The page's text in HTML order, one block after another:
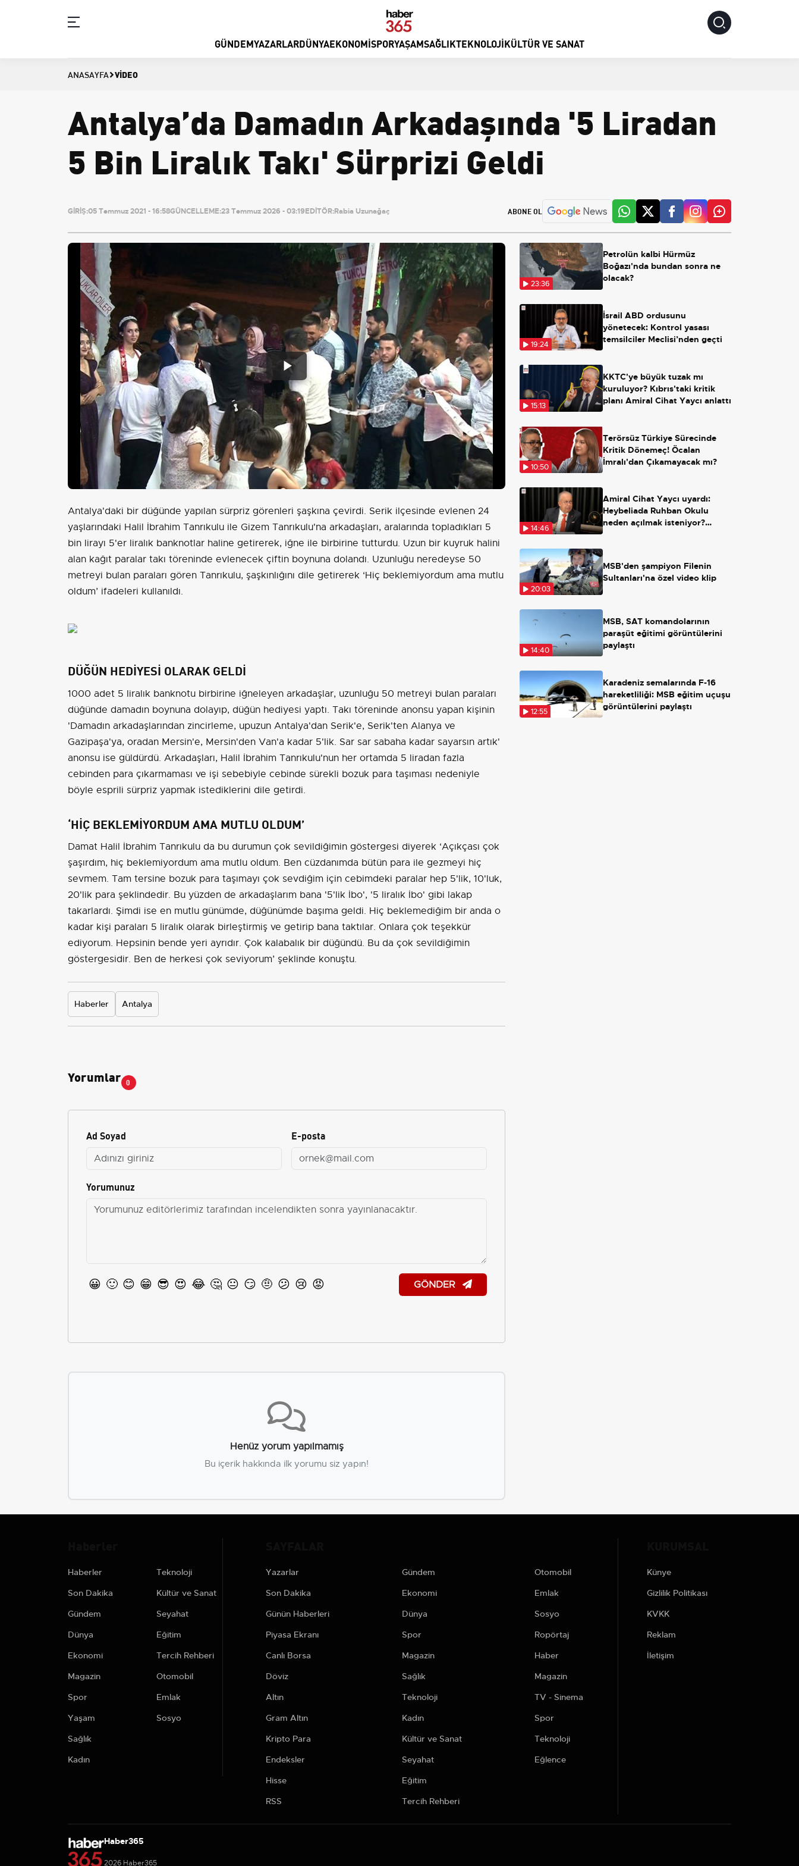
GÜNDEMYAZARLARDÜNYAEKONOMISPORYAŞAMSAĞLIKTEKNOLOJIKÜLTÜR VE SANAT
ANASAYFA VIDEO
Antalya’da Damadın Arkadaşında '5 Liradan
5 Bin Liralık Takı' Sürprizi Geldi
GİRİŞ:05 Temmuz 2021 - 16:58GÜNCELLEME:23 Temmuz 2026 - 03:19EDİTÖR:Rabia Uzunağaç ABONE OL
Play
Video
Antalya'daki bir düğünde yapılan sürpriz görenleri şaşkına çevirdi. Serik ilçesinde evlenen 24
yaşlarındaki Halil İbrahim Tanrıkulu ile Gizem Tanrıkulu'na arkadaşları, aralarında topladıkları 5
bin lirayı 5'er liralık banknotlar haline getirerek, iğne ile birbirine tutturdu. Uzun bir kuyruk halini
alan kağıt paralar takı töreninde evlenecek çiftin boynuna dolandı. Uzunluğu neredeyse 50
metreyi bulan paraları gören Tanrıkulu, şaşkınlığını dile getirerek ‘Hiç beklemiyordum ama mutlu
oldum’ ifadeleri kullanıldı.
DÜĞÜN HEDİYESİ OLARAK GELDİ
1000 adet 5 liralık banknotu birbirine iğneleyen arkadaşlar, uzunluğu 50 metreyi bulan paraları
düğünde damadın boynuna dolayıp, düğün hediyesi yaptı. Takı töreninde anonsu yapan kişinin
'Damadın arkadaşlarından zincirleme, upuzun Antalya'dan Serik'e, Serik'ten Alanya ve
Gazipaşa'ya, oradan Mersin'e, Mersin'den Van'a kadar 5'lik. Sar sar sabaha kadar sayarsın artık'
anonsu ise güldürdü. Arkadaşları, Halil İbrahim Tanrıkulu'nun her ortamda 5 liradan fazla
cebinden para çıkarmaması ve işi sebebiyle cebinde sürekli bozuk para taşıması nedeniyle
böyle esprili sürpriz yapmak istediklerini dile getirdi.
‘HİÇ BEKLEMİYORDUM AMA MUTLU OLDUM’
Damat Halil İbrahim Tanrıkulu da bu durumun çok sevildiğimin göstergesi diyerek ‘Açıkçası çok
şaşırdım, hiç beklemiyordum ama mutlu oldum. Ben cüzdanımda bütün para ile gezmeyi hiç
sevmem. Tam tersine bozuk para taşımayı çok sevdiğim için cebimdeki paralar hep 5'lik, 10'luk,
20'lik para şeklindedir. Bu yüzden de arkadaşlarım bana '5'lik İbo', '5 liralık İbo' gibi lakap
takarlardı. Şimdi ise en mutlu günümde, düğünümde başıma geldi. Hiç beklemediğim bir anda o
kadar kişi paraları 5 liralık olarak birleştirmiş ve getirip bana taktılar. Onlara çok teşekkür
ediyorum. Hepsinin bende yeri ayrıdır. Çok kalabalık bir düğündü. Bu da çok sevildiğimin
göstergesidir. Ben de herkesi çok seviyorum’ şeklinde konuştu.
Haberler Antalya
Yorumlar 0
Ad Soyad E-posta
Yorumunuz
😀 🙂 😊 😁 😎 😍 😂 🤔 😐 😏 🤨 😕 😢 😡 GÖNDER
Henüz yorum yapılmamış
Bu içerik hakkında ilk yorumu siz yapın!
23:36
Petrolün kalbi Hürmüz
Boğazı'nda bundan sonra ne
olacak?
19:24
İsrail ABD ordusunu
yönetecek: Kontrol yasası
temsilciler Meclisi’nden geçti
15:13
KKTC'ye büyük tuzak mı
kuruluyor? Kıbrıs'taki kritik
planı Amiral Cihat Yaycı anlattı
10:50
Terörsüz Türkiye Sürecinde
Kritik Dönemeç! Öcalan
İmralı'dan Çıkamayacak mı?
14:46
Amiral Cihat Yaycı uyardı:
Heybeliada Ruhban Okulu
neden açılmak isteniyor?
20:03
MSB'den şampiyon Filenin
Sultanları'na özel video klip
14:40
MSB, SAT komandolarının
paraşüt eğitimi görüntülerini
paylaştı
12:55
Karadeniz semalarında F-16
hareketliliği: MSB eğitim uçuşu
görüntülerini paylaştı
Haberler
Son Dakika
Gündem
Dünya
Ekonomi
Magazin
Spor
Yaşam
Sağlık
Kadın
Teknoloji
Kültür ve Sanat
Seyahat
Eğitim
Tercih Rehberi
Otomobil
Emlak
Sosyo
Yazarlar
Son Dakika
Günün Haberleri
Piyasa Ekranı
Canlı Borsa
Döviz
Altın
Gram Altın
Kripto Para
Endeksler
Hisse
RSS
Gündem
Ekonomi
Dünya
Spor
Magazin
Sağlık
Teknoloji
Kadın
Kültür ve Sanat
Seyahat
Eğitim
Tercih Rehberi
Otomobil
Emlak
Sosyo
Ropörtaj
Haber
Magazin
TV - Sinema
Spor
Teknoloji
Eğlence
Künye
Gizlilik Politikası
KVKK
Reklam
İletişim
Haber365
2026 Haber365